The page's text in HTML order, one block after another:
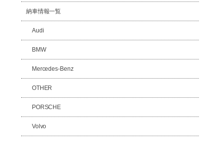
納車情報一覧
Audi
BMW
Mercedes-Benz
OTHER
PORSCHE
Volvo